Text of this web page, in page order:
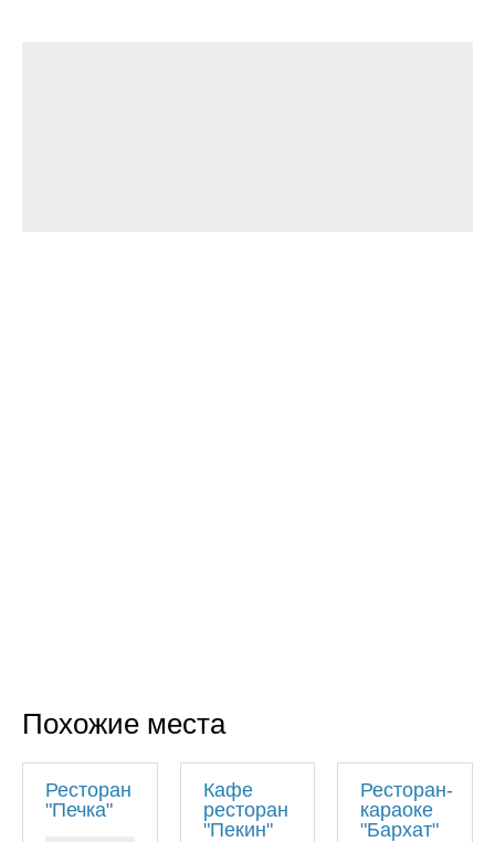
Похожие места
Ресторан
"Печка"
Кафе
ресторан
"Пекин"
Ресторан-
караоке
"Бархат"